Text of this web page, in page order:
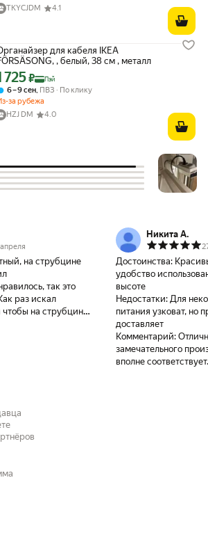
TKYCJDM
4.1
для кабеля IKEA
, белый, 38 см , металл
с картой Яндекс Пэй 1725 ₽ вместо
725₽ Пэй
6 – 9 сен ПВЗ
По клику
за рубежа
HZJ DM
4.0
на струбцине
так это
раз искал
на струбцине
Никита А.
Достоинства:
удобство
высоте
Недостатки: Для
питания узковат, но
доставляет
Комментарий:
замечательного
вполне